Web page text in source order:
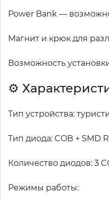
Power Bank —
Магнит и крюк для
Возможность
⚙️
Тип устройства:
Тип диода: COB + SMD
Количество диодов: 3
Режимы работы: